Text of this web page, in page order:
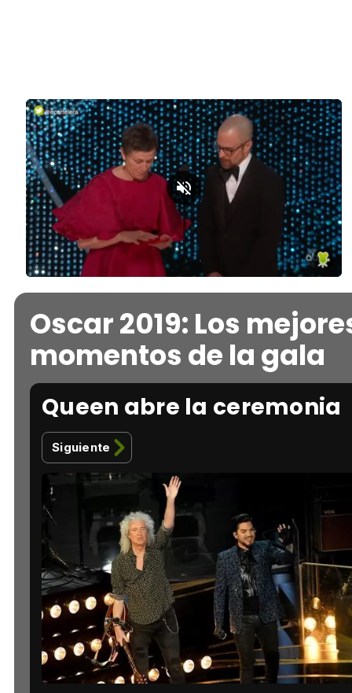
Unmute
21.61%
Oscar 2019: Los
momentos de la gala
Queen abre la ceremonia
Siguiente